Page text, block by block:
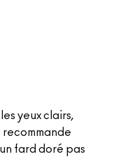
yeux clairs,
fard doré pas